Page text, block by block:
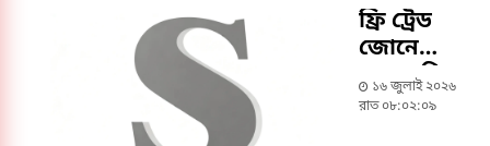
ফ্রি ট্রেড
জোনে
আমদানি
বাণিজ্যের
১৬ জুলাই ২০২৬
রাত ০৮:০২:০৯